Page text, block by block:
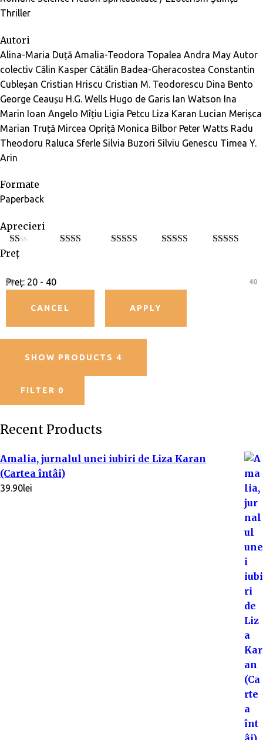
Thriller
Autori
Alina-Maria Duță Amalia-Teodora Topalea Andra May Autor
colectiv Călin Kasper Cătălin Badea-Gheracostea Constantin
Cubleșan Cristian Hriscu Cristian M. Teodorescu Dina Bento
George Ceaușu H.G. Wells Hugo de Garis Ian Watson Ina
Marin Ioan Angelo Mîțiu Ligia Petcu Liza Karan Lucian Merișca
Marian Truță Mircea Opriță Monica Bilbor Peter Watts Radu
Theodoru Raluca Sferle Silvia Buzori Silviu Genescu Timea Y.
Arin
Formate
Paperback
Aprecieri
E
va
at
la
5
Preț
20 40
Preț: 20 - 40
SHOW PRODUCTS 4
FILTER 0
Recent Products
Amalia, jurnalul unei iubiri de Liza Karan
(Cartea întâi)
39.90lei